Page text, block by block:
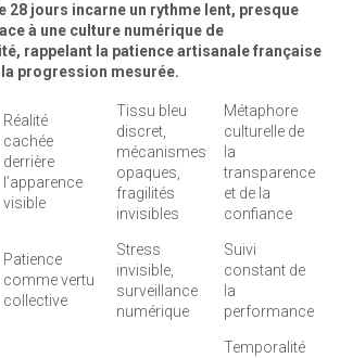
28 jours incarne un rythme lent, presque
à une culture numérique de
rappelant la patience artisanale française
progression mesurée.
Réalité
cachée
derrière
l’apparence
visible
Tissu bleu
discret,
mécanismes
opaques,
fragilités
invisibles
Métaphore
culturelle de
la
transparence
et de la
confiance
Patience
comme vertu
collective
Stress
invisible,
surveillance
numérique
Suivi
constant de
la
performance
Temporalité